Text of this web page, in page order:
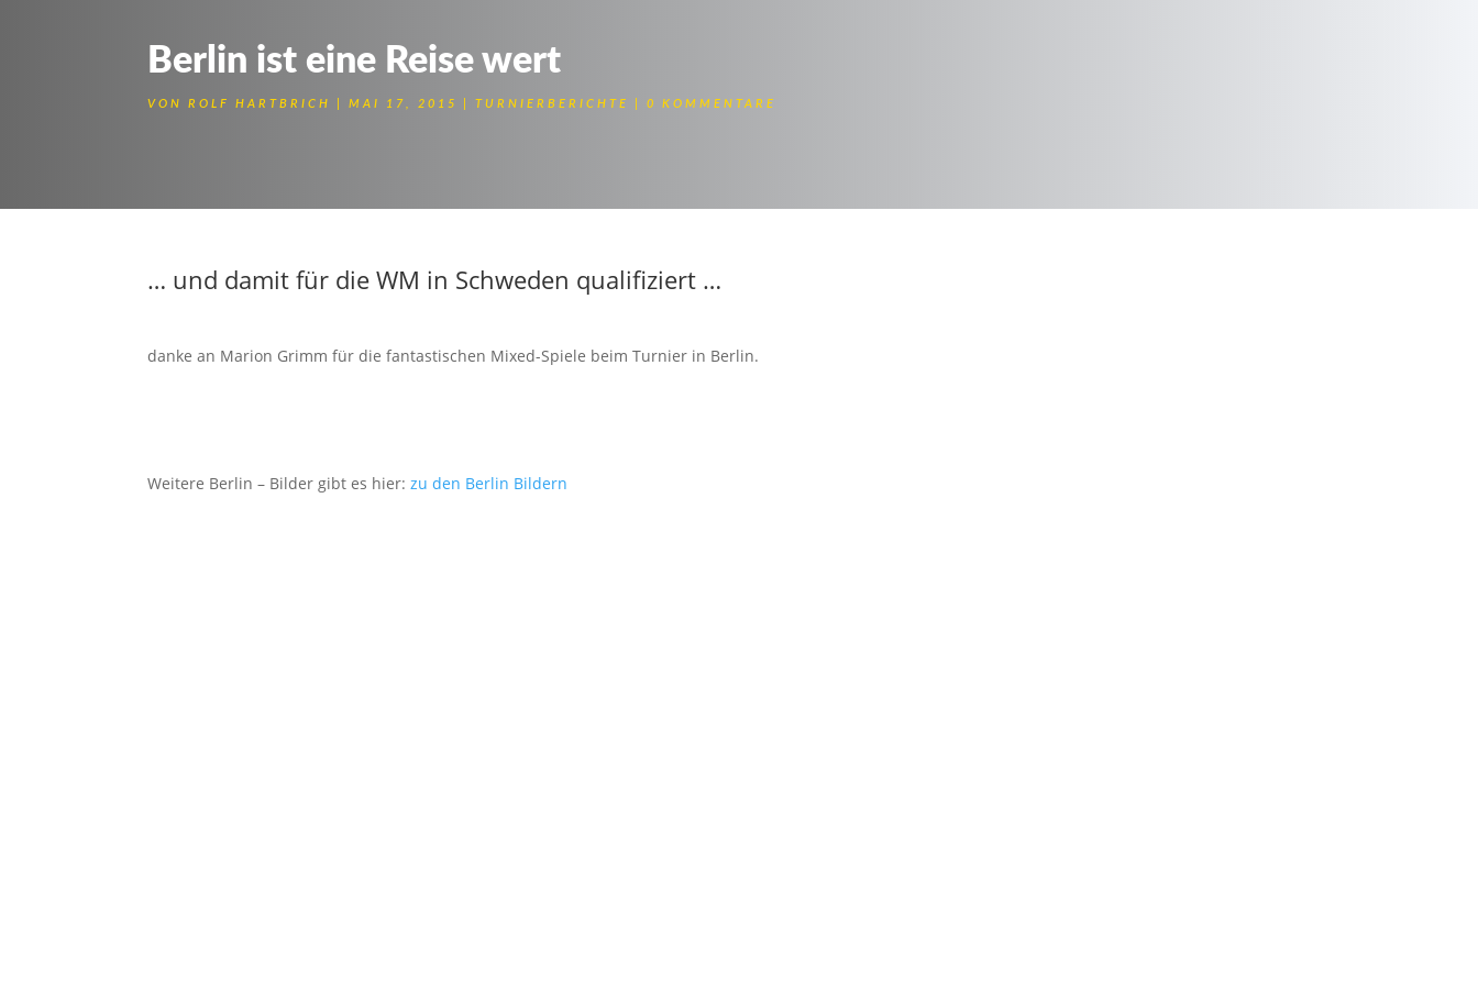
Berlin ist eine Reise wert
VONROLF HARTBRICH MAI 17, 2015 TURNIERBERICHTE 0 KOMMENTARE
… und damit für die WM in Schweden qualifiziert …
danke an Marion Grimm für die fantastischen Mixed-Spiele beim Turnier in Berlin.
Weitere Berlin – Bilder gibt es hier:zu den Berlin Bildern